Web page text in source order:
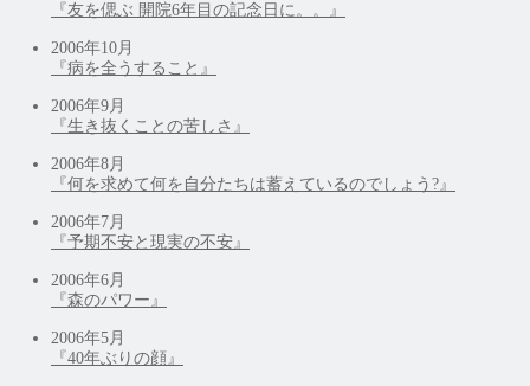
『友を偲ぶ 開院6年目の記念日に。。』
2006年10月
『病を全うすること』
2006年9月
​『生き抜くことの苦しさ』
2006年8月
『何を求めて何を自分たちは蓄えているのでしょう?』
2006年7月
『予期不安と現実の不安』
2006年6月
『森のパワー』​
2006年5月
『40年ぶりの顔 』